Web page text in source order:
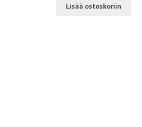
Lisää ostoskoriin